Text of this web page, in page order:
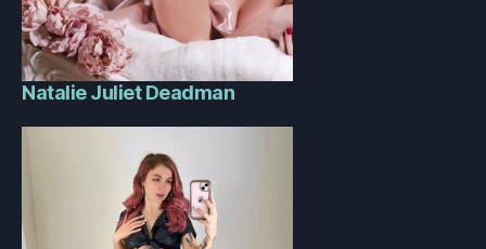
Natalie Juliet Deadman